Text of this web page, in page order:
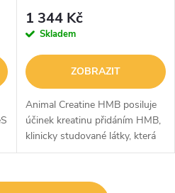
1 344 Kč
Skladem
ZOBRAZIT
Animal Creatine HMB posiluje
účinek kreatinu přidáním HMB,
klinicky studované látky, která
zvyšuje sílu, regeneraci a růst
pomáhá snižovat rozpad...